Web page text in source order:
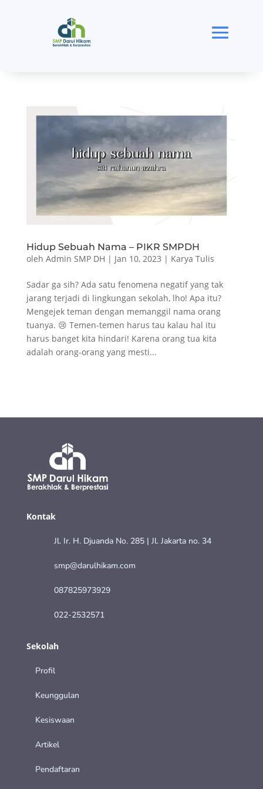
Hidup Sebuah Nama – PIKR SMPDH
oleh Admin SMP DH | Jan 10, 2023 | Karya Tulis
Sadar ga sih? Ada satu fenomena negatif yang tak
jarang terjadi di lingkungan sekolah, lho! Apa itu?
Mengejek teman dengan memanggil nama orang
tuanya. 😢 Temen-temen harus tau kalau hal itu
harus banget kita hindari! Karena orang tua kita
adalah orang-orang yang mesti...
Kontak
Jl. Ir. H. Djuanda No. 285 | Jl. Jakarta no. 34
smp@darulhikam.com
087825973929
022-2532571
Sekolah
Profil
Keunggulan
Kesiswaan
Artikel
Pendaftaran